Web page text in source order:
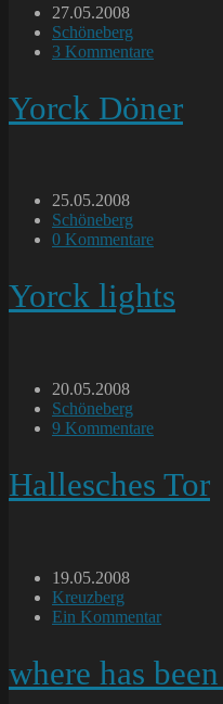
Beitrag
veröffentlicht:
27.05.2008
Beitrags-
Kategorie:
Schöneberg
Beitrags-
3 Kommentare
Yorck Döner
Beitrag
veröffentlicht:
25.05.2008
Beitrags-
Kategorie:
Schöneberg
Beitrags-
0 Kommentare
Yorck lights
Beitrag
veröffentlicht:
20.05.2008
Beitrags-
Kategorie:
Schöneberg
Beitrags-
9 Kommentare
Hallesches Tor
Beitrag
veröffentlicht:
19.05.2008
Beitrags-
Kategorie:
Kreuzberg
Beitrags-
Ein Kommentar
where has